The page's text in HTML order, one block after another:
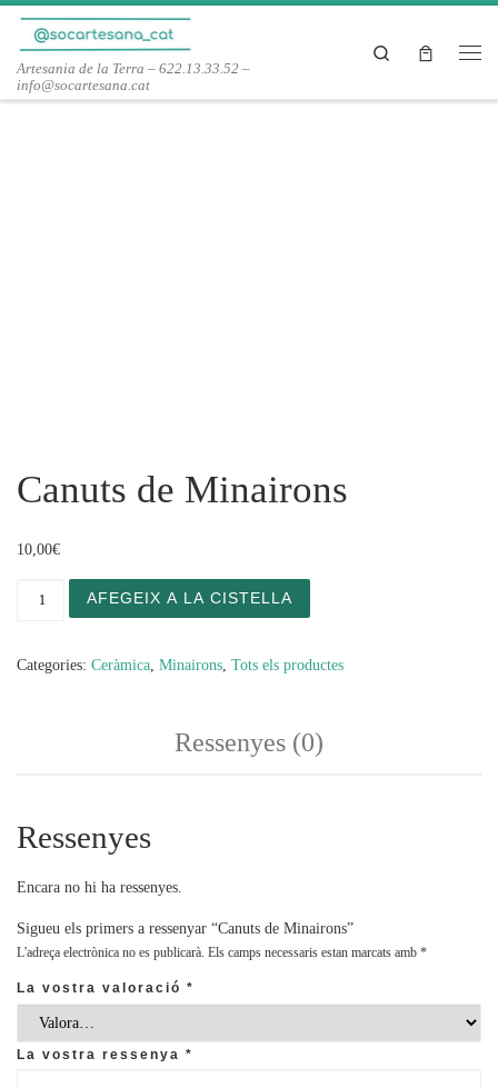
Skip to content
Artesania de la Terra – 622.13.33.52 –
info@socartesana.cat
Search
Canuts de Minairons
10,00€
quantitat de Canuts de Minairons
AFEGEIX A LA CISTELLA
Categories: Ceràmica Minairons Tots els productes
Ressenyes (0)
Ressenyes
Encara no hi ha ressenyes.
Sigueu els primers a ressenyar “Canuts de Minairons”
L'adreça electrònica no es publicarà. Els camps necessaris estan marcats amb *
La vostra valoració *
La vostra ressenya *